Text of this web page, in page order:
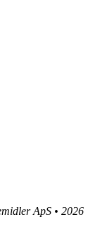
ApS • 2026